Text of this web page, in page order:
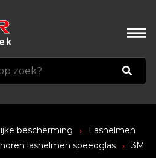
bescherming
Lashelmen
lashelmen speedglas
3M